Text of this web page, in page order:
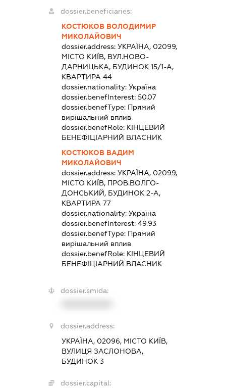
dossier.beneficiaries:
КОСТЮКОВ ВОЛОДИМИР
МИКОЛАЙОВИЧ
dossier.address: УКРАЇНА, 02099,
МІСТО КИЇВ, ВУЛ.НОВО-
ДАРНИЦЬКА, БУДИНОК 15/1-А,
КВАРТИРА 44
dossier.nationality: Україна
dossier.benefInterest: 50.07
dossier.benefType: Прямий
вирішальний вплив
dossier.benefRole: КІНЦЕВИЙ
БЕНЕФІЦІАРНИЙ ВЛАСНИК
КОСТЮКОВ ВАДИМ
МИКОЛАЙОВИЧ
dossier.address: УКРАЇНА, 02099,
МІСТО КИЇВ, ПРОВ.ВОЛГО-
ДОНСЬКИЙ, БУДИНОК 2-А,
КВАРТИРА 77
dossier.nationality: Україна
dossier.benefInterest: 49.93
dossier.benefType: Прямий
вирішальний вплив
dossier.benefRole: КІНЦЕВИЙ
БЕНЕФІЦІАРНИЙ ВЛАСНИК
dossier.smida:
dossier.address:
УКРАЇНА, 02096, МІСТО КИЇВ,
ВУЛИЦЯ ЗАСЛОНОВА,
БУДИНОК 3
dossier.capital: